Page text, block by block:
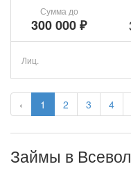
‹ 1 2 3 4
Сумма до
300 000 ₽
Лиц.
Займы в